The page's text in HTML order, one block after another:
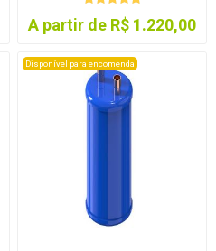
A partir de R$ 1.220,00
Disponível para encomenda